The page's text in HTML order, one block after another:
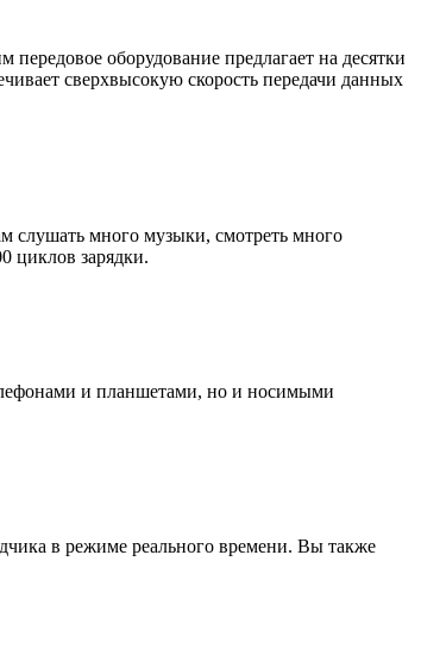
оборудование предлагает на десятки
сверхвысокую скорость передачи данных
слушать много музыки, смотреть много
циклов зарядки.
и планшетами, но и носимыми
в режиме реального времени. Вы также